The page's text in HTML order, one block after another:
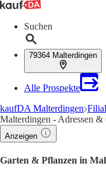
Suchen
79364 Malterdingen
Alle Prospekte
kaufDA Malterdingen
Malterdingen - Adressen &
Anzeigen
Garten & Pflanzen in